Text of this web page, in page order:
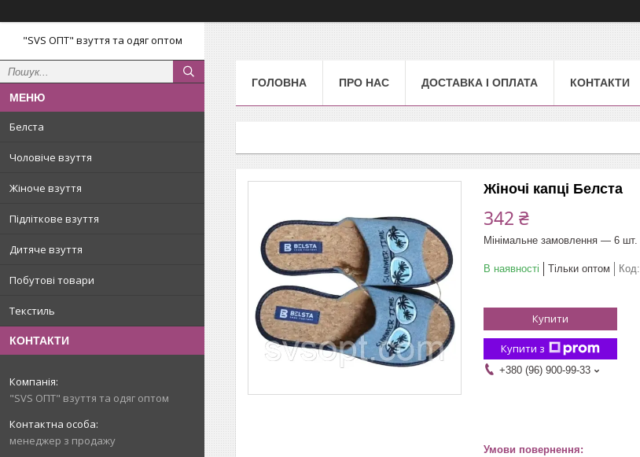
"SVS ОПТ" взуття та одяг оптом
Белста
Чоловіче взуття
Жіноче взуття
Підліткове взуття
Дитяче взуття
Побутові товари
Текстиль
КОНТАКТИ
"SVS ОПТ" взуття та одяг оптом
менеджер з продажу
ГОЛОВНА ПРО НАС ДОСТАВКА І ОПЛАТА КОНТАКТИ
Жіночі капці Белста
342 ₴
Мінімальне замовлення — 6 шт.
В наявності Тільки оптом Код:
Купити
Купити з
+380 (96) 900-99-33